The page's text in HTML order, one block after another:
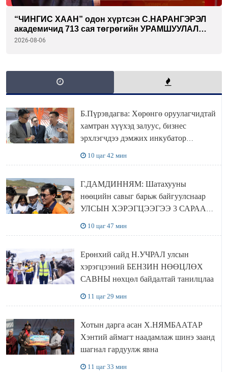
“ЧИНГИС ХААН” одон хүртсэн С.НАРАНГЭРЭЛ
академичид 713 сая төгрөгийн УРАМШУУЛАЛ
олгожээ
2026-08-06
Б.Пүрэвдагва: Хөрөнгө оруулагчидтай
хамтран хүүхэд залуус, бизнес
эрхлэгчдээ дэмжих инкубатор
10 цаг 42 мин
Г.ДАМДИННЯМ: Шатахууны
нөөцийн савыг барьж байгуулснаар
УЛСЫН ХЭРЭГЦЭЭГЭЭ 3 САРААР
10 цаг 47 мин
Ерөнхий сайд Н.УЧРАЛ улсын
хэрэгцээний БЕНЗИН НӨӨЦЛӨХ
САВНЫ нөхцөл байдалтай танилцлаа
11 цаг 29 мин
Хотын дарга асан Х.НЯМБААТАР
Хэнтий аймагт наадамлаж шинэ заанд
шагнал гардуулж явна
11 цаг 33 мин